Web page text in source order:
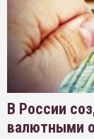
В России
валютными